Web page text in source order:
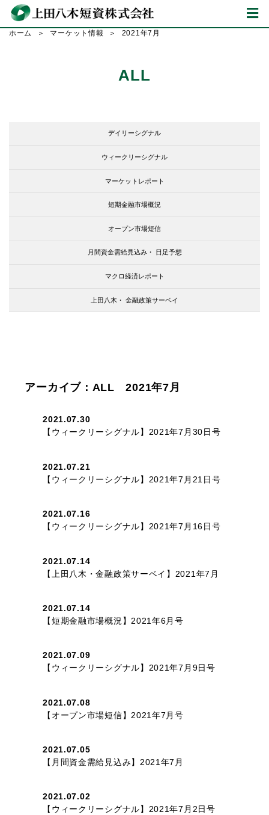
ホーム マーケット情報 2021年7月
ALL
デイリーシグナル
ウィークリーシグナル
マーケットレポート
短期金融市場概況
オープン市場短信
月間資金需給見込み・ 日足予想
マクロ経済レポート
上田八木・ 金融政策サーベイ
アーカイブ：ALL 2021年7月
2021.07.30
【ウィークリーシグナル】2021年7月30日号
2021.07.21
【ウィークリーシグナル】2021年7月21日号
2021.07.16
【ウィークリーシグナル】2021年7月16日号
2021.07.14
【上田八木・金融政策サーベイ】2021年7月
2021.07.14
【短期金融市場概況】2021年6月号
2021.07.09
【ウィークリーシグナル】2021年7月9日号
2021.07.08
【オープン市場短信】2021年7月号
2021.07.05
【月間資金需給見込み】2021年7月
2021.07.02
【ウィークリーシグナル】2021年7月2日号